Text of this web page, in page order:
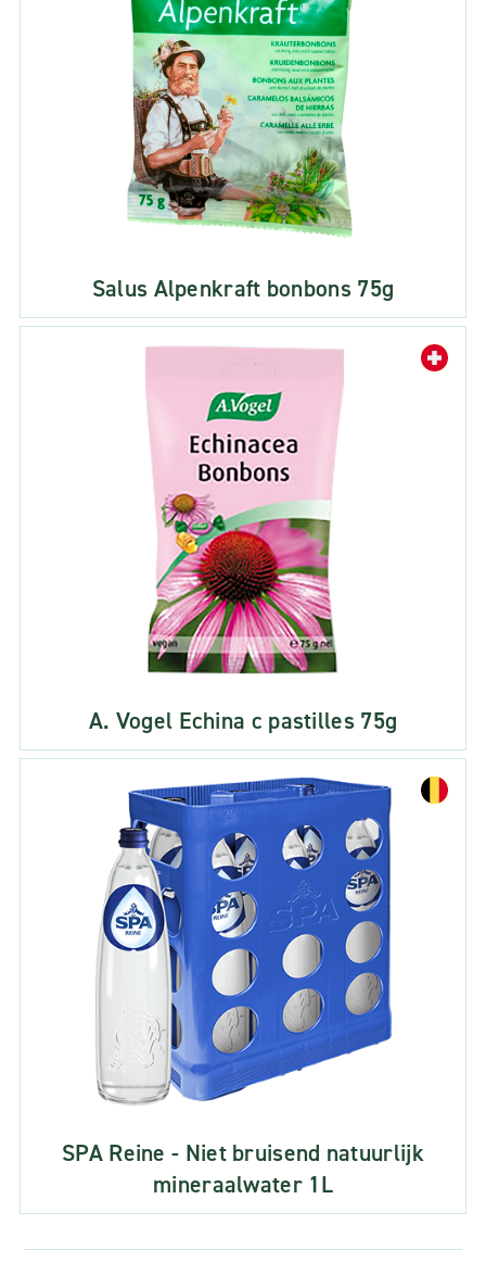
Salus Alpenkraft bonbons 75g
A. Vogel Echina c pastilles 75g
SPA Reine - Niet bruisend natuurlijk
mineraalwater 1L